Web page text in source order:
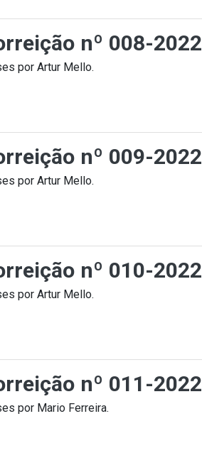
nº 008-2022
por Artur Mello.
nº 009-2022
por Artur Mello.
nº 010-2022
por Artur Mello.
nº 011-2022
por Mario Ferreira.